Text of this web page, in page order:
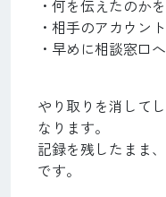
・何を伝えたのか
・相手のアカウン
・早めに相談窓口
やり取りを消して
なります。
記録を残したまま
です。